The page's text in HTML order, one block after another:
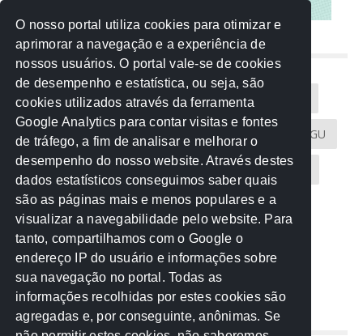
NUVEM DE TAGS
Acontece na Rede AGU AMM
Atricon Audicom CAU-MT CGU
CREA-MT Eventos MPC-MT MPE-MT
MPF Notícias PF PGE-MT PGR
Receita Federal Sem categoria
TCE-MT TCU TRE
O nosso portal utiliza cookies para otimizar e
aprimorar a navegação e a experiência de
nossos usuários. O portal vale-se de cookies
de desempenho e estatística, ou seja, são
cookies utilizados através da ferramenta
Google Analytics para contar visitas e fontes
de tráfego, a fim de analisar e melhorar o
desempenho do nosso website. Através destes
dados estatísticos conseguimos saber quais
são as páginas mais e menos populares e a
visualizar a navegabilidade pelo website. Para
tanto, compartilhamos com o Google o
endereço IP do usuário e informações sobre
sua navegação no portal. Todas as
informações recolhidas por estes cookies são
agregadas e, por conseguinte, anônimas. Se